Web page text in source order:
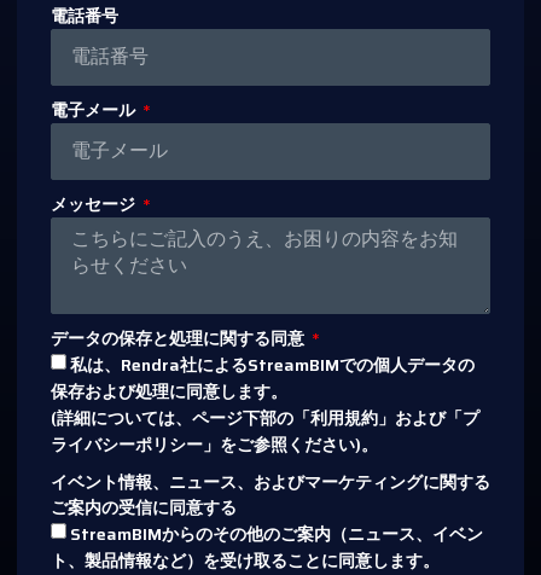
電話番号
電子メール
メッセージ
データの保存と処理に関する同意
私は、Rendra社によるStreamBIMでの個人データの
保存および処理に同意します。
(詳細については、ページ下部の「利用規約」および「プ
ライバシーポリシー」をご参照ください)。
イベント情報、ニュース、およびマーケティングに関する
ご案内の受信に同意する
StreamBIMからのその他のご案内（ニュース、イベン
ト、製品情報など）を受け取ることに同意します。